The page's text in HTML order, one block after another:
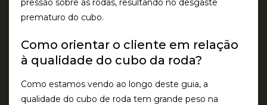
pressão sobre as rodas, resultando no desgaste
prematuro do cubo.
Como orientar o cliente em relação
à qualidade do cubo da roda?
Como estamos vendo ao longo deste guia, a
qualidade do cubo de roda tem grande peso na